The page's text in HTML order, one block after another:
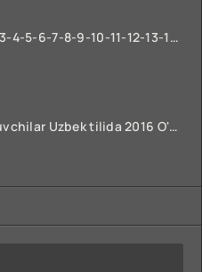
Dokon yulduzi 1-2-3-4-5-6-7-8-9-10-11-12-13-14-15-16-17 Qism Uzbek tilida koreya seryali barcha qismlari o'zbek tilida
Oz joniga qasd qiluvchilar Uzbek tilida 2016 O'zbekcha tarjima kino 720p HD skachat